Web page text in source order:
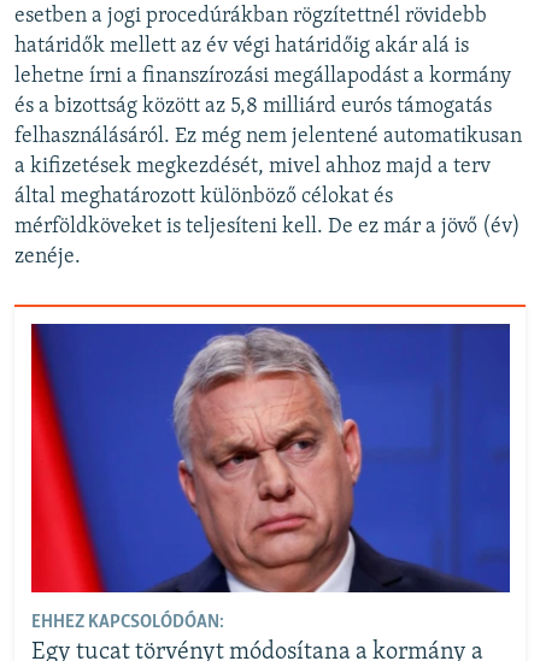
esetben a jogi procedúrákban rögzítettnél rövidebb
határidők mellett az év végi határidőig akár alá is
lehetne írni a finanszírozási megállapodást a kormány
és a bizottság között az 5,8 milliárd eurós támogatás
felhasználásáról. Ez még nem jelentené automatikusan
a kifizetések megkezdését, mivel ahhoz majd a terv
által meghatározott különböző célokat és
mérföldköveket is teljesíteni kell. De ez már a jövő (év)
zenéje.
EHHEZ KAPCSOLÓDÓAN:
Egy tucat törvényt módosítana a kormány a